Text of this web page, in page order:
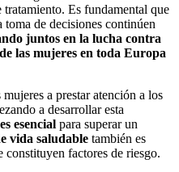
Es fundamental que
toma de decisiones continúen
juntos en la lucha contra
las mujeres en toda Europa
a prestar atención a los
a desarrollar esta
esencial para superar un
vida saludable también es
factores de riesgo.